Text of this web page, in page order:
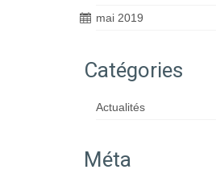
mai 2019
Catégories
Actualités
Méta